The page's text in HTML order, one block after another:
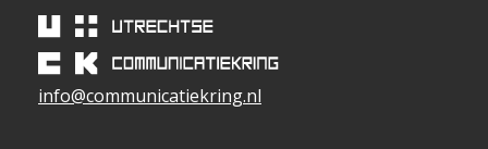
info@communicatiekring.nl